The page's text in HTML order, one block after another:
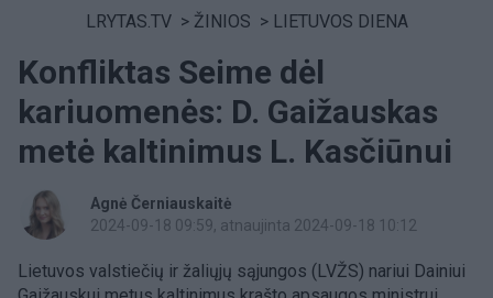
LRYTAS.TV > ŽINIOS > LIETUVOS DIENA
Konfliktas Seime dėl
kariuomenės: D. Gaižauskas
metė kaltinimus L. Kasčiūnui
Agnė Černiauskaitė
2024-09-18 09:59, atnaujinta 2024-09-18 10:12
Lietuvos valstiečių ir žaliųjų sąjungos (LVŽS) nariui Dainiui